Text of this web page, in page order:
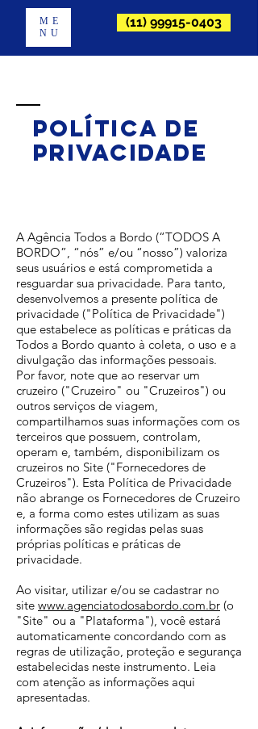
ME
NU
(11) 99915-0403
política de
privacidade
A Agência Todos a Bordo (“TODOS A
BORDO”, “nós” e/ou “nosso”) valoriza
seus usuários e está comprometida a
resguardar sua privacidade. Para tanto,
desenvolvemos a presente política de
privacidade ("Política de Privacidade")
que estabelece as políticas e práticas da
Todos a Bordo quanto à coleta, o uso e a
divulgação das informações pessoais.
Por favor, note que ao reservar um
cruzeiro ("Cruzeiro" ou "Cruzeiros") ou
outros serviços de viagem,
compartilhamos suas informações com os
terceiros que possuem, controlam,
operam e, também, disponibilizam os
cruzeiros no Site ("Fornecedores de
Cruzeiros"). Esta Política de Privacidade
não abrange os Fornecedores de Cruzeiro
e, a forma como estes utilizam as suas
informações são regidas pelas suas
próprias políticas e práticas de
privacidade.
Ao visitar, utilizar e/ou se cadastrar no
site www.agenciatodosabordo.com.br (o
"Site" ou a "Plataforma"), você estará
automaticamente concordando com as
regras de utilização, proteção e segurança
estabelecidas neste instrumento. Leia
com atenção as informações aqui
apresentadas.